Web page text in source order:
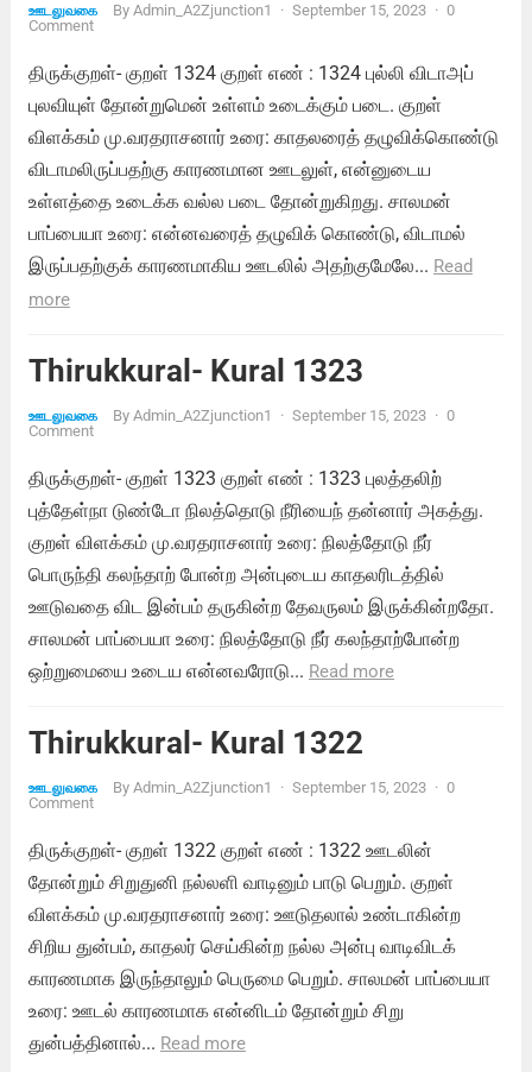
ஊடலுவகை By Admin_A2Zjunction1 · September 15, 2023 · 0
Comment
திருக்குறள்- குறள் 1324 குறள் எண் : 1324 புல்லி விடாஅப்
புலவியுள் தோன்றுமென் உள்ளம் உடைக்கும் படை. குறள்
விளக்கம் மு.வரதராசனார் உரை: காதலரைத் தழுவிக்கொண்டு
விடாமலிருப்பதற்கு காரணமான ஊடலுள், என்னுடைய
உள்ளத்தை உடைக்க வல்ல படை தோன்றுகிறது. சாலமன்
பாப்பையா உரை: என்னவரைத் தழுவிக் கொண்டு, விடாமல்
இருப்பதற்குக் காரணமாகிய ஊடலில் அதற்குமேலே... Read
more
Thirukkural- Kural 1323
ஊடலுவகை By Admin_A2Zjunction1 · September 15, 2023 · 0
Comment
திருக்குறள்- குறள் 1323 குறள் எண் : 1323 புலத்தலிற்
புத்தேள்நா டுண்டோ நிலத்தொடு நீரியைந் தன்னார் அகத்து.
குறள் விளக்கம் மு.வரதராசனார் உரை: நிலத்தோடு நீர்
பொருந்தி கலந்தாற் போன்ற அன்புடைய காதலரிடத்தில்
ஊடுவதை விட இன்பம் தருகின்ற தேவருலம் இருக்கின்றதோ.
சாலமன் பாப்பையா உரை: நிலத்தோடு நீர் கலந்தாற்போன்ற
ஒற்றுமையை உடைய என்னவரோடு... Read more
Thirukkural- Kural 1322
ஊடலுவகை By Admin_A2Zjunction1 · September 15, 2023 · 0
Comment
திருக்குறள்- குறள் 1322 குறள் எண் : 1322 ஊடலின்
தோன்றும் சிறுதுனி நல்லளி வாடினும் பாடு பெறும். குறள்
விளக்கம் மு.வரதராசனார் உரை: ஊடுதலால் உண்டாகின்ற
சிறிய துன்பம், காதலர் செய்கின்ற நல்ல அன்பு வாடிவிடக்
காரணமாக இருந்தாலும் பெருமை பெறும். சாலமன் பாப்பையா
உரை: ஊடல் காரணமாக என்னிடம் தோன்றும் சிறு
துன்பத்தினால்... Read more